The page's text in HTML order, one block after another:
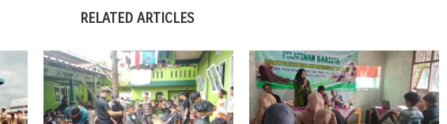
RELATED ARTICLES